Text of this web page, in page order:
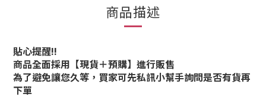
商品描述
貼心提醒!!
商品全面採用【現貨＋預購】進行販售
為了避免讓您久等，買家可先私訊小幫手詢問是否有貨再
下單